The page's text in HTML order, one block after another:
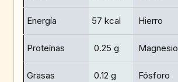
Energía 57 kcal Hierro
Proteínas 0.25 g Magnesio
Grasas 0.12 g Fósforo